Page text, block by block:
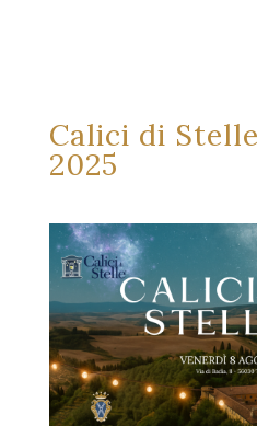
Calici di
2025